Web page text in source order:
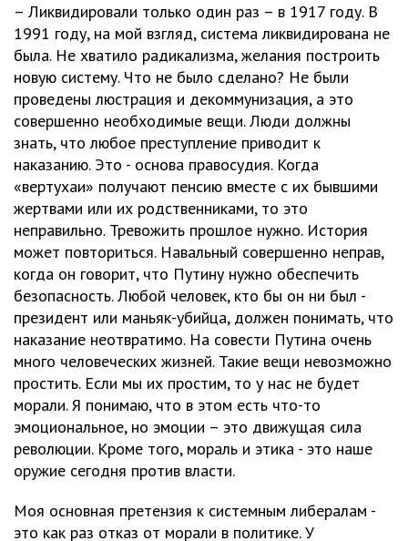
– Ликвидировали только один раз – в 1917 году. В
1991 году, на мой взгляд, система ликвидирована не
была. Не хватило радикализма, желания построить
новую систему. Что не было сделано? Не были
проведены люстрация и декоммунизация, а это
совершенно необходимые вещи. Люди должны
знать, что любое преступление приводит к
наказанию. Это - основа правосудия. Когда
«вертухаи» получают пенсию вместе с их бывшими
жертвами или их родственниками, то это
неправильно. Тревожить прошлое нужно. История
может повториться. Навальный совершенно неправ,
когда он говорит, что Путину нужно обеспечить
безопасность. Любой человек, кто бы он ни был -
президент или маньяк-убийца, должен понимать, что
наказание неотвратимо. На совести Путина очень
много человеческих жизней. Такие вещи невозможно
простить. Если мы их простим, то у нас не будет
морали. Я понимаю, что в этом есть что-то
эмоциональное, но эмоции – это движущая сила
революции. Кроме того, мораль и этика - это наше
оружие сегодня против власти.
Моя основная претензия к системным либералам -
это как раз отказ от морали в политике. У